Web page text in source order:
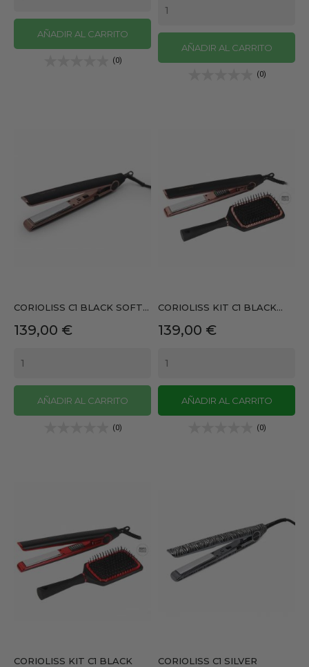
AÑADIR AL CARRITO
(0)
AÑADIR AL CARRITO
(0)
CORIOLISS C1 BLACK SOFT...
Precio
139,00 €
AÑADIR AL CARRITO
(0)
CORIOLISS KIT C1 BLACK...
Precio
139,00 €
AÑADIR AL CARRITO
(0)
CORIOLISS KIT C1 BLACK
CORIOLISS C1 SILVER